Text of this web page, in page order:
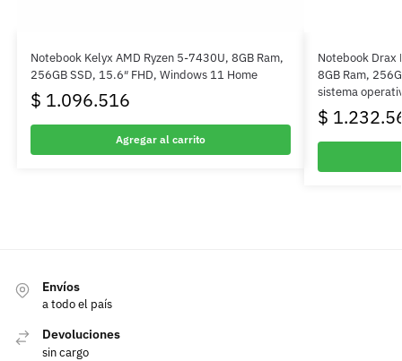
Notebook Kelyx AMD Ryzen 5-7430U, 8GB Ram,
256GB SSD, 15.6″ FHD, Windows 11 Home
$ 1.096.516
Agregar al carrito
Notebook
8GB Ram,
sistema
$
Envíos
a todo el país
Devoluciones
sin cargo